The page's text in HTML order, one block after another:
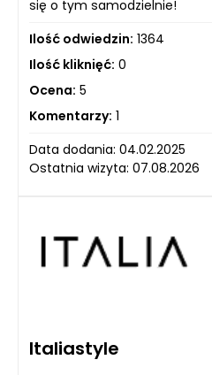
się o tym samodzielnie!
Ilość odwiedzin: 1364
Ilość kliknięć: 0
Ocena: 5
Komentarzy: 1
Data dodania: 04.02.2025
Ostatnia wizyta: 07.08.2026
Italiastyle